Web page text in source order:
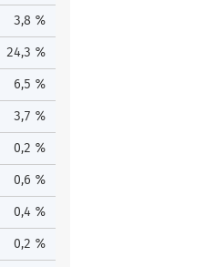
3,8 %
24,3 %
6,5 %
3,7 %
0,2 %
0,6 %
0,4 %
0,2 %